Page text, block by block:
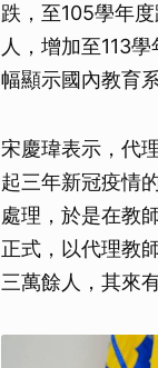
跌，至105學年
人，增加至113
幅顯示國內教育
宋慶瑋表示，代
起三年新冠疫情
處理，於是在教
正式，以代理教
三萬餘人，其來有